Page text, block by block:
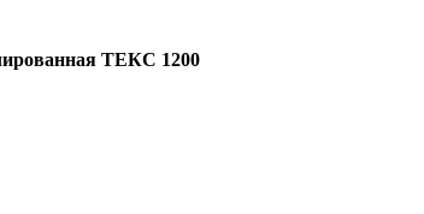
ТЕКС 1200